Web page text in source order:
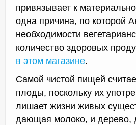
привязывает к
одна причина, по которой
необходимости
количество здоровых
в этом магазине.
Самой чистой пищей
плоды, поскольку их
лишает жизни живых
дающая молоко, и